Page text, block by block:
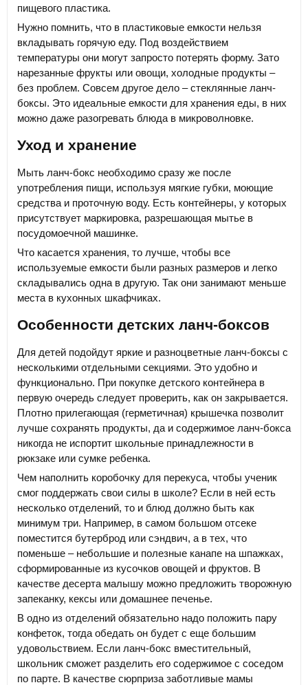
пищевого пластика.
Нужно помнить, что в пластиковые емкости нельзя
вкладывать горячую еду. Под воздействием
температуры они могут запросто потерять форму. Зато
нарезанные фрукты или овощи, холодные продукты –
без проблем. Совсем другое дело – стеклянные ланч-
боксы. Это идеальные емкости для хранения еды, в них
можно даже разогревать блюда в микроволновке.
Уход и хранение
Мыть ланч-бокс необходимо сразу же после
употребления пищи, используя мягкие губки, моющие
средства и проточную воду. Есть контейнеры, у которых
присутствует маркировка, разрешающая мытье в
посудомоечной машинке.
Что касается хранения, то лучше, чтобы все
используемые емкости были разных размеров и легко
складывались одна в другую. Так они занимают меньше
места в кухонных шкафчиках.
Особенности детских ланч-боксов
Для детей подойдут яркие и разноцветные ланч-боксы с
несколькими отдельными секциями. Это удобно и
функционально. При покупке детского контейнера в
первую очередь следует проверить, как он закрывается.
Плотно прилегающая (герметичная) крышечка позволит
лучше сохранять продукты, да и содержимое ланч-бокса
никогда не испортит школьные принадлежности в
рюкзаке или сумке ребенка.
Чем наполнить коробочку для перекуса, чтобы ученик
смог поддержать свои силы в школе? Если в ней есть
несколько отделений, то и блюд должно быть как
минимум три. Например, в самом большом отсеке
поместится бутерброд или сэндвич, а в тех, что
поменьше – небольшие и полезные канапе на шпажках,
сформированные из кусочков овощей и фруктов. В
качестве десерта малышу можно предложить творожную
запеканку, кексы или домашнее печенье.
В одно из отделений обязательно надо положить пару
конфеток, тогда обедать он будет с еще большим
удовольствием. Если ланч-бокс вместительный,
школьник сможет разделить его содержимое с соседом
по парте. В качестве сюрприза заботливые мамы